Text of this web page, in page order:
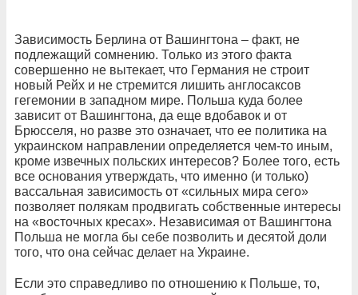
Зависимость Берлина от Вашингтона – факт, не
подлежащий сомнению. Только из этого факта
совершенно не вытекает, что Германия не строит
новый Рейх и не стремится лишить англосаксов
гегемонии в западном мире. Польша куда более
зависит от Вашингтона, да еще вдобавок и от
Брюсселя, но разве это означает, что ее политика на
украинском направлении определяется чем-то иным,
кроме извечных польских интересов? Более того, есть
все основания утверждать, что именно (и только)
вассальная зависимость от «сильных мира сего»
позволяет полякам продвигать собственные интересы
на «восточных кресах». Независимая от Вашингтона
Польша не могла бы себе позволить и десятой доли
того, что она сейчас делает на Украине.
Если это справедливо по отношению к Польше, то,